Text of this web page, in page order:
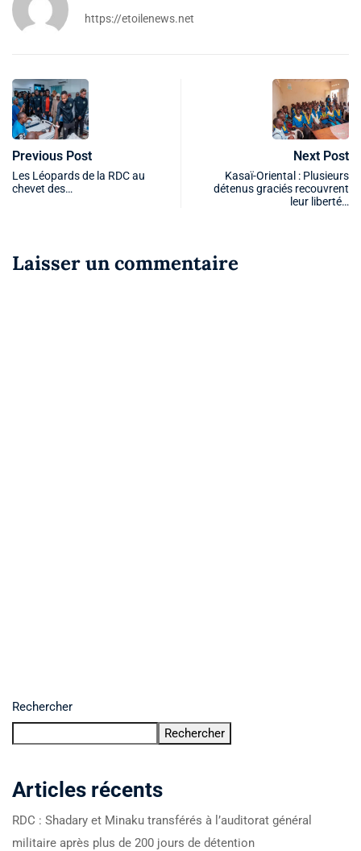
https://etoilenews.net
Previous Post
Les Léopards de la RDC au
chevet des…
Next Post
Kasaï-Oriental : Plusieurs
détenus graciés recouvrent
leur liberté…
Laisser un commentaire
Rechercher
Rechercher
Articles récents
RDC : Shadary et Minaku transférés à l’auditorat général
militaire après plus de 200 jours de détention